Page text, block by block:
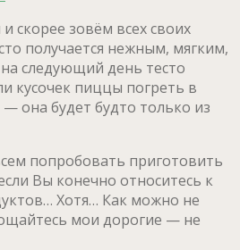
скорее зовём всех своих
получается нежным, мягким,
следующий день тесто
кусочек пиццы погреть в
она будет будто только из
попробовать приготовить
Вы конечно относитесь к
Хотя… Как можно не
мои дорогие — не